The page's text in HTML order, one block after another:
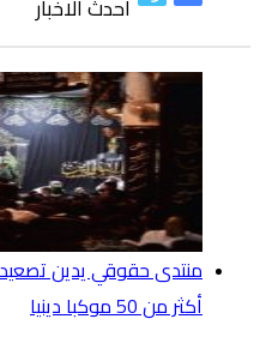
احدث الاخبار
منتدى حقوقي يدين تصعيد
أكثر من 50 موكبا دينيا